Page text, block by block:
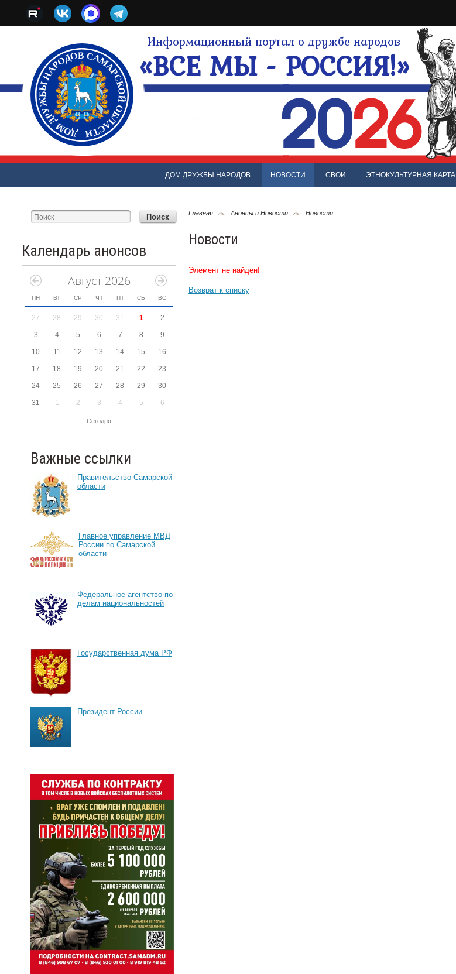
Информационный портал о дружбе народов
«ВСЕ МЫ - РОССИЯ!»
ДОМ ДРУЖБЫ НАРОДОВ НОВОСТИ СВОИ ЭТНОКУЛЬТУРНАЯ КАРТА
Календарь анонсов
Август 2026
ПН ВТ СР ЧТ ПТ СБ ВС
27 28 29 30 31 1 2
3 4 5 6 7 8 9
10 11 12 13 14 15 16
17 18 19 20 21 22 23
24 25 26 27 28 29 30
31 1 2 3 4 5 6
Сегодня
Важные ссылки
Правительство Самарской
области
Главное управление МВД
России по Самарской
области
Федеральное агентство по
делам национальностей
Государственная дума РФ
Президент России
Главная Анонсы и Новости Новости
Новости
Элемент не найден!
Возврат к списку